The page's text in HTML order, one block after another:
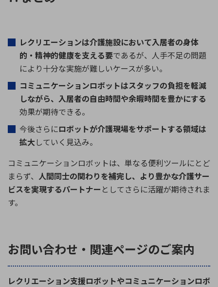
レクリエーションは介護施設において入居者の身体
的・精神的健康を支える要であるが、人手不足の問題
により十分な実施が難しいケースが多い。
コミュニケーションロボットはスタッフの負担を軽減
しながら、入居者の自由時間や余暇時間を豊かにする
効果が期待できる。
今後さらにロボットが介護現場をサポートする領域は
拡大 していく見込み。
コミュニケーションロボットは、単なる便利ツールにとど
まらず、 人間同士の関わりを補完し、より豊かな介護サー
ビスを実現するパートナー としてさらに活躍が期待されま
す。
お問い合わせ・関連ページのご案内
レクリエーション支援ロボットやコミュニケーションロボ